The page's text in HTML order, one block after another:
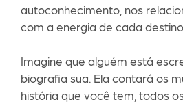
autoconhecimento, nos
com a energia de cada
Imagine que alguém está
biografia sua. Ela contará os
história que você tem, todos